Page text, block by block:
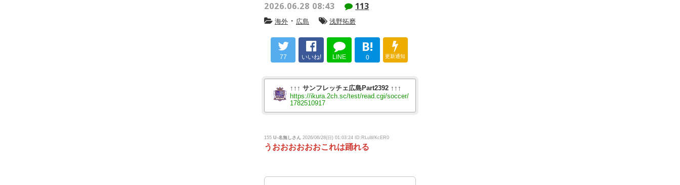
2026.06.28 08:43 113
海外 ・ 広島 浅野拓磨
77 いいね! LINE
B!
0 更新通知
↑↑↑ サンフレッチェ広島Part2392 ↑↑↑
https://ikura.2ch.sc/test/read.cgi/soccer/
1782510917
155 U-名無しさん 2026/06/28(日) 01:03:24 ID:RLuWKcER0
うおおおおおおこれは踊れる